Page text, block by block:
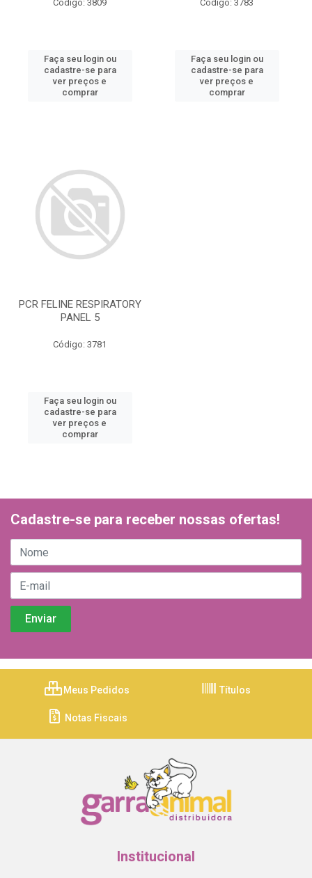
Código: 3809
Faça seu login ou
cadastre-se para
ver preços e
comprar
Código: 3783
Faça seu login ou
cadastre-se para
ver preços e
comprar
PCR FELINE RESPIRATORY
PANEL 5
Código: 3781
Faça seu login ou
cadastre-se para
ver preços e
comprar
Cadastre-se para receber nossas ofertas!
Meus Pedidos Títulos
Notas Fiscais
Institucional